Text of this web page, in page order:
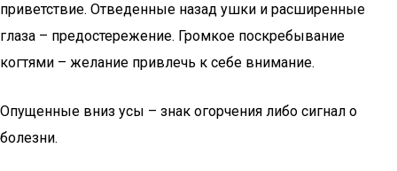
приветствие. Отведенные назад ушки и расширенные
глаза – предостережение. Громкое поскребывание
когтями – желание привлечь к себе внимание.
Опущенные вниз усы – знак огорчения либо сигнал о
болезни.